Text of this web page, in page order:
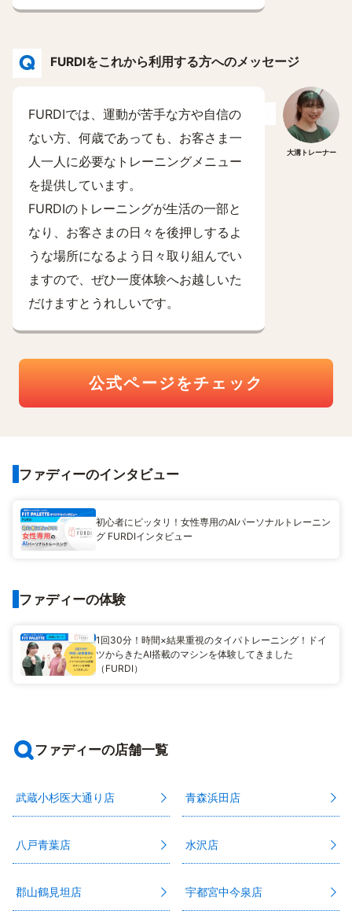
FURDIをこれから利用する方へのメッセージ
大溝トレーナー
FURDIでは、運動が苦手な方や自信の
ない方、何歳であっても、お客さま一
人一人に必要なトレーニングメニュー
を提供しています。
FURDIのトレーニングが生活の一部と
なり、お客さまの日々を後押しするよ
うな場所になるよう日々取り組んでい
ますので、ぜひ一度体験へお越しいた
だけますとうれしいです。
公式ページをチェック
ファディーのインタビュー
初心者にピッタリ！女性専用のAIパーソナルトレーニン
グ FURDIインタビュー
ファディーの体験
1回30分！時間×結果重視のタイパトレーニング！ドイ
ツからきたAI搭載のマシンを体験してきました
（FURDI）
ファディーの店舗一覧
武蔵小杉医大通り店 青森浜田店
八戸青葉店 水沢店
郡山鶴見坦店 宇都宮中今泉店